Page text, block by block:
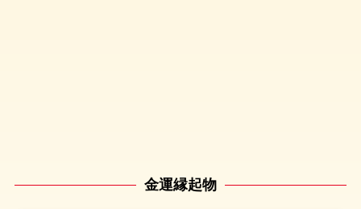
金運縁起物